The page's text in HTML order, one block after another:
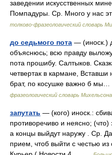
заведении искусственных
Помпадуры. Ср. Много у нас
толково-фразеологический словарь
до седьмого пота — (иноск.)
объяснюсь; всю правду
пота прошибу. Салтыков.
четвертак в кармане, Вставши
брат, по косушке важно б
фразеологический словарь Михельсона
запутать — (кого) иноск.:
противоречиво и неясно; (что)
а концы выйдут наружу . Ср.
прием, чтоб выйти с честью из